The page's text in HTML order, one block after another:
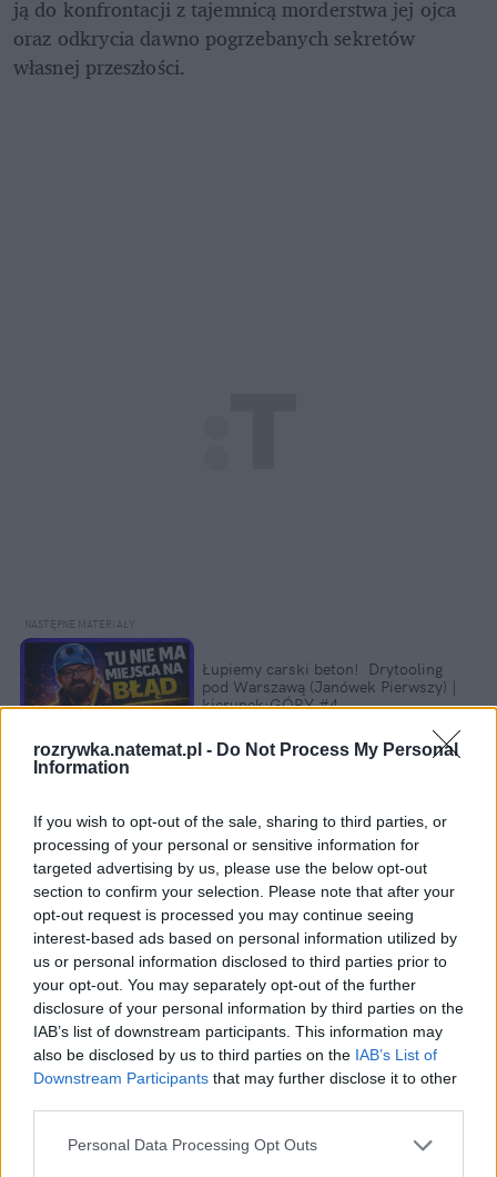
rozrywka.natemat.pl - Do Not Process My Personal
Information
If you wish to opt-out of the sale, sharing to third parties, or
processing of your personal or sensitive information for
targeted advertising by us, please use the below opt-out
section to confirm your selection. Please note that after your
opt-out request is processed you may continue seeing
interest-based ads based on personal information utilized by
us or personal information disclosed to third parties prior to
your opt-out. You may separately opt-out of the further
disclosure of your personal information by third parties on the
IAB’s list of downstream participants. This information may
also be disclosed by us to third parties on the IAB’s List of
Downstream Participants that may further disclose it to other
Personal Data Processing Opt Outs
ją do konfrontacji z tajemnicą morderstwa jej ojca
oraz odkrycia dawno pogrzebanych sekretów
własnej przeszłości.
Łupiemy carski beton!  Drytooling
pod Warszawą (Janówek Pierwszy) |
kierunek:GÓRY #4
8. Zachowaj spokój (2022)
Ocena widzów: 6,2/10
Kraj: Polska